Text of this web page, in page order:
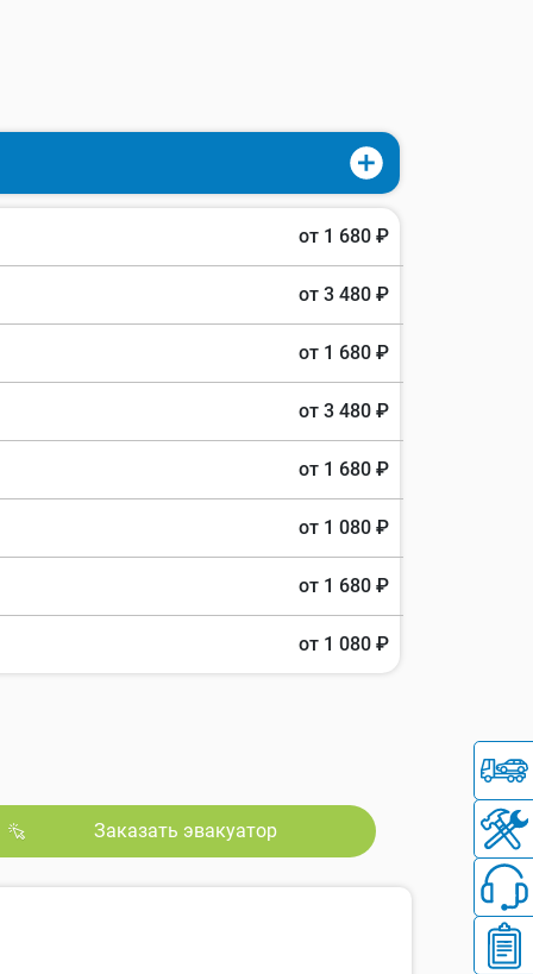
от 1 680 ₽
от 3 480 ₽
от 1 680 ₽
от 3 480 ₽
от 1 680 ₽
от 1 080 ₽
от 1 680 ₽
от 1 080 ₽
Заказать эвакуатор